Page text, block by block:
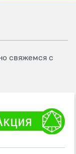
свяжемся с